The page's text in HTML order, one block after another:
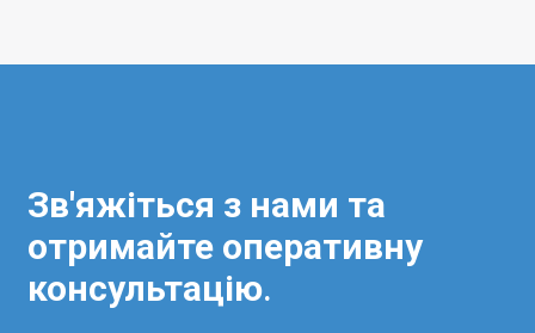
Зв'яжіться з нами та
отримайте оперативну
консультацію